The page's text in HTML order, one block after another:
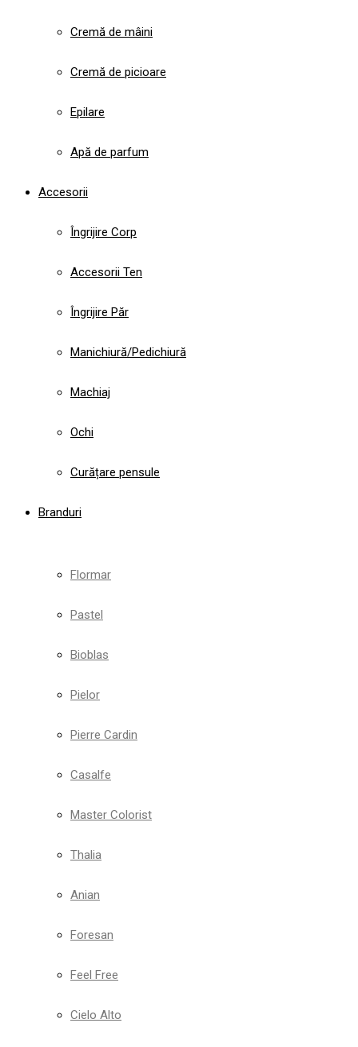
Cremă de mâini
Cremă de picioare
Epilare
Apă de parfum
Accesorii
Îngrijire Corp
Accesorii Ten
Îngrijire Păr
Manichiură/Pedichiură
Machiaj
Ochi
Curățare pensule
Branduri
Flormar
Pastel
Bioblas
Pielor
Pierre Cardin
Casalfe
Master Colorist
Thalia
Anian
Foresan
Feel Free
Cielo Alto